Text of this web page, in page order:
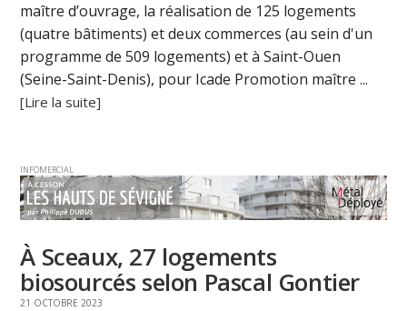
maître d’ouvrage, la réalisation de 125 logements
(quatre bâtiments) et deux commerces (au sein d'un
programme de 509 logements) et à Saint-Ouen
(Seine-Saint-Denis), pour Icade Promotion maître ...
[Lire la suite]
INFOMERCIAL
À Sceaux, 27 logements
biosourcés selon Pascal Gontier
21 OCTOBRE 2023